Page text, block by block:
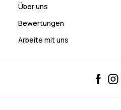
Über uns
Bewertungen
Arbeite mit uns